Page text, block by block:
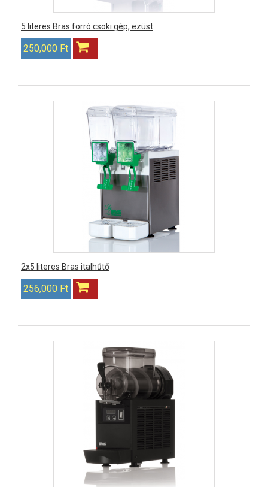
5 literes Bras forró csoki gép, ezüst
250,000 Ft
2x5 literes Bras italhűtő
256,000 Ft